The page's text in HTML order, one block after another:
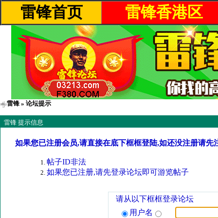
雷锋首页 雷锋香港区
雷锋 » 论坛提示
雷锋 提示信息
如果您已注册会员,请直接在底下框框登陆,如还没注册请先
帖子ID非法
如果您已注册,请先登录论坛即可游览帖子
请从以下框框登录论坛
用户名